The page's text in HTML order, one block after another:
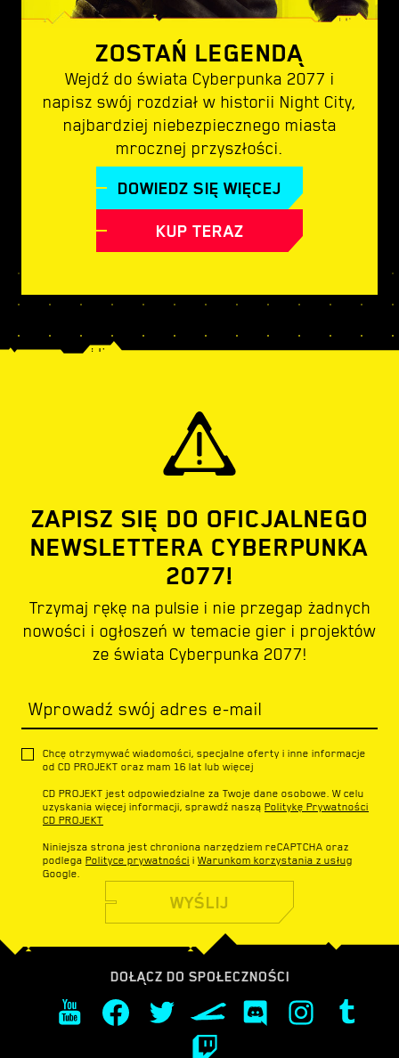
ZOSTAŃ LEGENDĄ
Wejdź do świata Cyberpunka 2077 i
napisz swój rozdział w historii Night City,
najbardziej niebezpiecznego miasta
mrocznej przyszłości.
DOWIEDZ SIĘ WIĘCEJ
KUP TERAZ
ZAPISZ SIĘ DO OFICJALNEGO
NEWSLETTERA CYBERPUNKA
2077!
Trzymaj rękę na pulsie i nie przegap żadnych
nowości i ogłoszeń w temacie gier i projektów
ze świata Cyberpunka 2077!
Wprowadź swój adres e-mail
Chcę otrzymywać wiadomości, specjalne oferty i inne informacje
od CD PROJEKT oraz mam 16 lat lub więcej
CD PROJEKT jest odpowiedzialne za Twoje dane osobowe. W celu
uzyskania więcej informacji, sprawdź naszą Politykę Prywatności
CD PROJEKT
Niniejsza strona jest chroniona narzędziem reCAPTCHA oraz
podlega Polityce prywatności i Warunkom korzystania z usług
Google.
WYŚLIJ
DOŁĄCZ DO SPOŁECZNOŚCI